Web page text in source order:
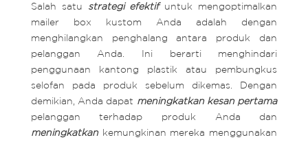
Salah satu strategi efektifuntuk mengoptimalkan
mailer box kustom Anda adalah dengan
menghilangkan penghalang antara produk dan
pelanggan Anda. Ini berarti menghindari
penggunaan kantong plastik atau pembungkus
selofan pada produk sebelum dikemas. Dengan
demikian, Anda dapat meningkatkan kesan pertama
pelanggan terhadap produk Anda dan
meningkatkan kemungkinan mereka menggunakan